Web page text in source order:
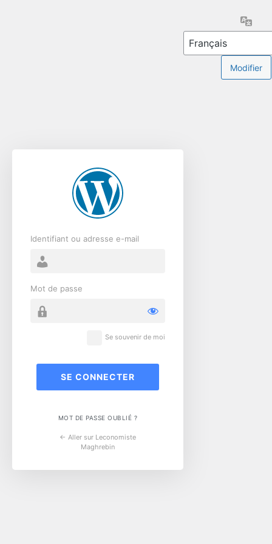
Identifiant ou adresse e-mail
Mot de passe
Se souvenir de moi
MOT DE PASSE OUBLIÉ ?
← Aller sur Leconomiste
Maghrebin